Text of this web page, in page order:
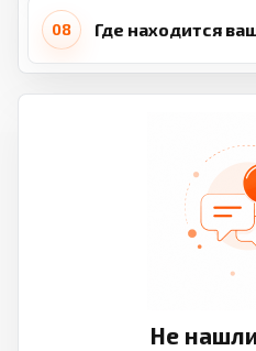
08 Где находится
Не